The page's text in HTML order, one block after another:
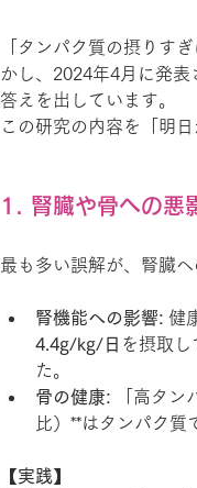
「タンパク質の摂りす
かし、2024年4月に発
答えを出しています。
この研究の内容を「明
1. 腎臓や骨への悪
最も多い誤解が、腎臓
腎機能への影響: 健
4.4g/kg/日 を摂取
た。
骨の健康: 「高タン
比）**はタンパク
【実践】